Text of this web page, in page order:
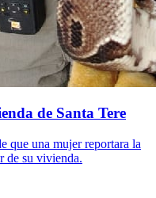
de Santa Tere
que una mujer reportara la
de su vivienda.